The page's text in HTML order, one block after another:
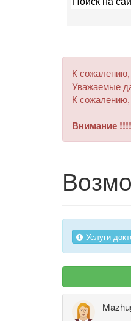
К сожалению,
Уважаемые
К сожалению,
Внимание
Услуги